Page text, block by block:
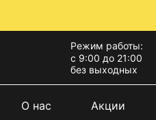
Режим работы:
с 9:00 до 21:00
без выходных
О нас Акции